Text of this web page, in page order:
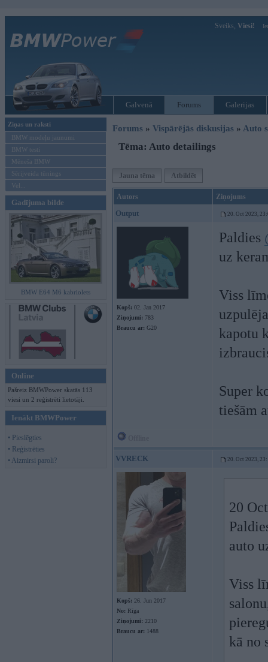
Sveiks, Viesi!
Galvenā Forums Galerijas
Ziņas un raksti
BMW modeļu jaunumi
BMW testi
Mēneša BMW
Sērijveida tūnings
Vel...
Gadījuma bilde
BMW E64 M6 kabriolets
Online
Pašreiz BMWPower skatās 113
viesi un 2 reģistrēti lietotāji.
Ienākt BMWPower
• Pieslēgties
• Reģistrēties
• Aizmirsi paroli?
Forums » Vispārējās diskusijas » Auto
Tēma: Auto detailings
Jauna tēma Atbildēt
Autors Ziņojums
Output 20. Oct 2023,
Kopš: 02. Jan 2017
Ziņojumi: 783
Braucu ar: G20
Paldies
uz
Viss
kapotu
Super
tiešām
VVRECK 20. Oct 2023,
Kopš: 26. Jun 2017
No: Rīga
Ziņojumi: 2210
Braucu ar: 1488
20
auto
Viss
kā no